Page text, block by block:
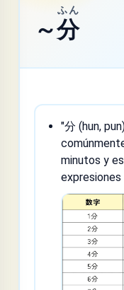
～分
ふん
"分 (hun,
minutos y